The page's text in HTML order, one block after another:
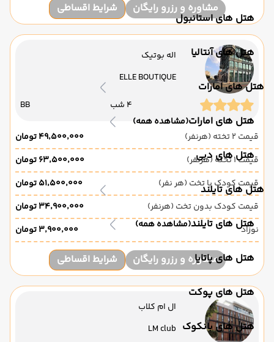
هتل های استانبول
هتل های آنتالیا
هتل های امارات
هتل های امارات(مشاهده همه)
هتل های دبی
هتل های تایلند
هتل های تایلند(مشاهده همه)
هتل های پاتایا
هتل های پوکت
هتل های بانکوک
مشاوره و رزرو رایگان شرایط اقساطی
اله بوتیک
ELLE BOUTIQUE
4 شب BB
قیمت 2 تخته (هرنفر)
۴۹٬۵۰۰٬۰۰۰ تومان
قیمت 1 تخته (هرنفر)
۶۳٬۵۰۰٬۰۰۰ تومان
قیمت کودک با تخت (هر نفر)
۵۱٬۵۰۰٬۰۰۰ تومان
قیمت کودک بدون تخت (هرنفر)
۳۴٬۹۰۰٬۰۰۰ تومان
نوزاد
۳٬۹۰۰٬۰۰۰ تومان
مشاوره و رزرو رایگان شرایط اقساطی
ال ام کلاب
LM club